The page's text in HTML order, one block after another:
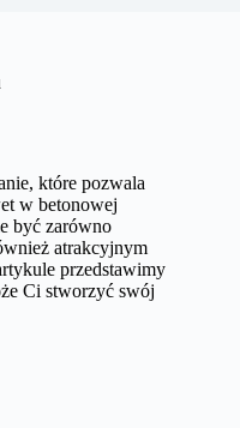
które pozwala
w betonowej
być zarówno
atrakcyjnym
przedstawimy
Ci stworzyć swój